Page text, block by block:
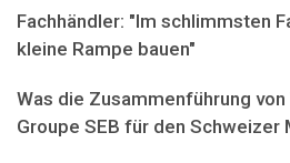
Fachhändler: "Im schlimmsten
kleine Rampe bauen"
Was die Zusammenführung von
Groupe SEB für den